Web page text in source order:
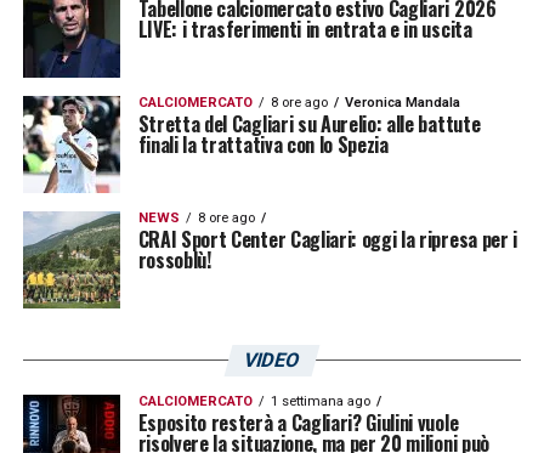
società sarda guidata dal presidente
Tommaso Giulini
giovani talenti e desiderosa di costruire una
squadra solida e proiettata nel futuro.
Dall’altro lato, l’
che negli ultimi anni ha dimostrato una
notevole capacità di valorizzare giovani
promesse, spesso trasformandole in
Ora la palla passa alle due società. Sarà
interessante vedere chi delle due farà la
Tabellone calciomercato estivo Cagliari 2026
LIVE: i trasferimenti in entrata e in uscita
CALCIOMERCATO 8 ore ago Veronica Mandala
Stretta del Cagliari su Aurelio: alle battute
finali la trattativa con lo Spezia
NEWS 8 ore ago
CRAI Sport Center Cagliari: oggi la ripresa per i
rossoblù!
VIDEO
CALCIOMERCATO 1 settimana ago
Esposito resterà a Cagliari? Giulini vuole
risolvere la situazione, ma per 20 milioni può